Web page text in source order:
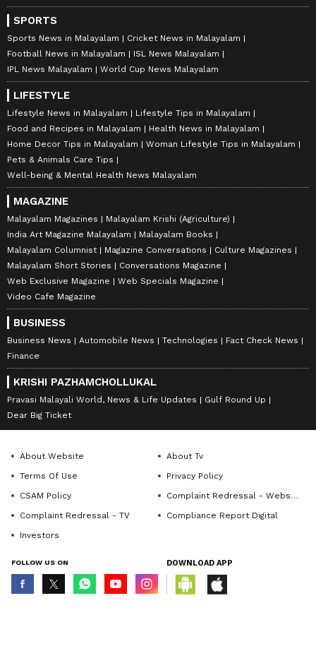
SPORTS
Sports News in Malayalam
Cricket News in Malayalam
Football News in Malayalam
ISL News Malayalam
IPL News Malayalam
World Cup News Malayalam
LIFESTYLE
Lifestyle News in Malayalam
Lifestyle Tips in Malayalam
Food and Recipes in Malayalam
Health News in Malayalam
Home Decor Tips in Malayalam
Woman Lifestyle Tips in Malayalam
Pets & Animals Care Tips
Well-being & Mental Health News Malayalam
MAGAZINE
Malayalam Magazines
Malayalam Krishi (Agriculture)
India Art Magazine Malayalam
Malayalam Books
Malayalam Columnist
Magazine Conversations
Culture Magazines
Malayalam Short Stories
Conversations Magazine
Web Exclusive Magazine
Web Specials Magazine
Video Cafe Magazine
BUSINESS
Business News Automobile News Technologies
Fact Check News
Finance
KRISHI PAZHAMCHOLLUKAL
Pravasi Malayali World, News & Life Updates
Gulf Round Up
Dear Big Ticket
About Website
About Tv
Terms Of Use
Privacy Policy
CSAM Policy
Complaint Redressal - Website
Complaint Redressal - TV
Compliance Report Digital
Investors
FOLLOW US ON DOWNLOAD APP